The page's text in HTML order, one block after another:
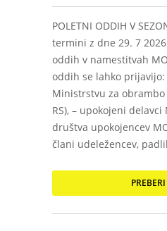
POLETNI ODDIH V
termini z dne 29. 7
oddih v namestitvah
oddih se lahko prijavijo:
Ministrstvu za
RS), – upokojeni delavci
društva upokojencev
člani udeležencev,